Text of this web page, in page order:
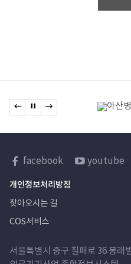
관련기관
이전 배너로 이동
배너 정지다음 배너로 이동
한국보건산업진흥원
sns
바로가기
facebook youtube
개인정보처리방침
찾아오시는 길
COS서비스
서울특별시 중구 칠패로 36 봉래